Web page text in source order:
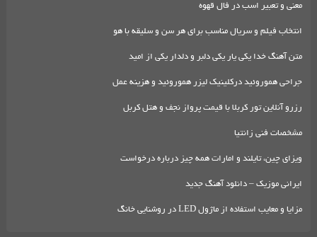
معنی و تعبیر اسب در فال قهوه
انتخاب فیلم و سریال مناسب برای هر سن و سلیقه با هو
متن آهنگ خدا یکی یار یکی دلبر و دلدار یکی از امید
جراحی هموروئید درکلینیک لیزر هموروئید و هزینه عمل
رزرو آنلاین تور کربلا با قیمت پرواز نجف و هتل کربل
مشخصات فنی زانتیا
ویزای چین، تایلند و امارات همه چیز درباره درخواست
ایرانی موزیک – دانلود آهنگ جدید
مزایا و معایب استفاده از ماژول LED در روشنایی خانگ